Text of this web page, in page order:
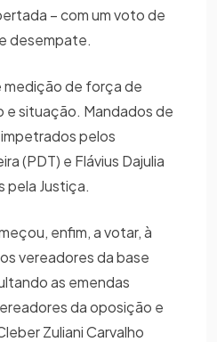
– com um voto de
desempate.
medição de força de
situação. Mandados de
pelos
(PDT) e Flávius Dajulia
pela Justiça.
enfim, a votar, à
vereadores da base
as emendas
da oposição e
Zuliani Carvalho